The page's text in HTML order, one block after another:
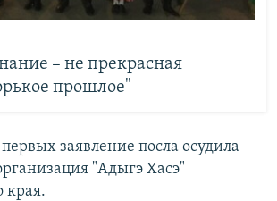
– не прекрасная
прошлое"
заявление посла осудила
"Адыгэ Хасэ"
края.